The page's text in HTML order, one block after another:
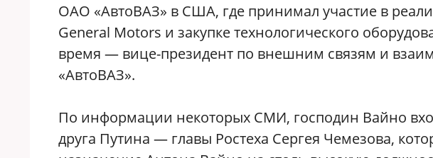
ОАО «АвтоВАЗ» в США, где принимал участие в
General Motors и закупке технологического
время — вице-президент по внешним связям и
«АвтоВАЗ».
По информации некоторых СМИ, господин Вайно
друга Путина — главы Ростеха Сергея Чемезова,